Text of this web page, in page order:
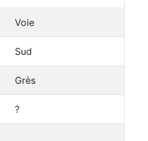
Voie
Sud
Grès
?